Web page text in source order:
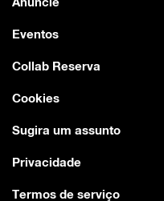
Eventos
Collab Reserva
Cookies
Sugira um assunto
Privacidade
Termos de serviço